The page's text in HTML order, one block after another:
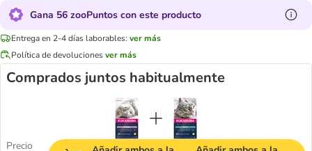
Gana 56 zooPuntos con este producto
Entrega en 2-4 días laborables: ver más
Política de devolucionesver más
Comprados juntos habitualmente
Precio